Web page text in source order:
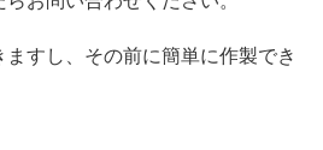
すし、その前に簡単に作製でき